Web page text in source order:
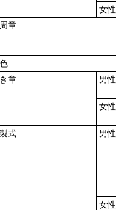
女性
周章
色
き章
男性
女性
製式
男性
女性